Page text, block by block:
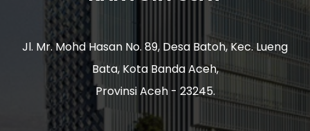
Jl. Mr. Mohd Hasan No. 89, Desa Batoh, Kec. Lueng
Bata, Kota Banda Aceh,
Provinsi Aceh - 23245.